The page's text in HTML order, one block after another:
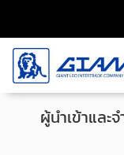
ผู้นำเข้าแล